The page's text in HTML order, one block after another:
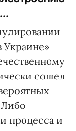
Украине»
сошел
процесса и